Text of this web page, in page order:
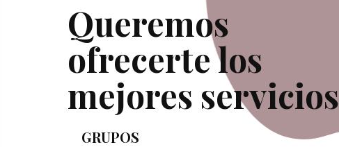
Queremos
ofrecerte los
mejores servicios
GRUPOS